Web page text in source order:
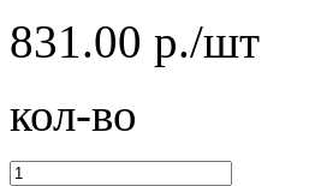
831.00 р./шт
кол-во